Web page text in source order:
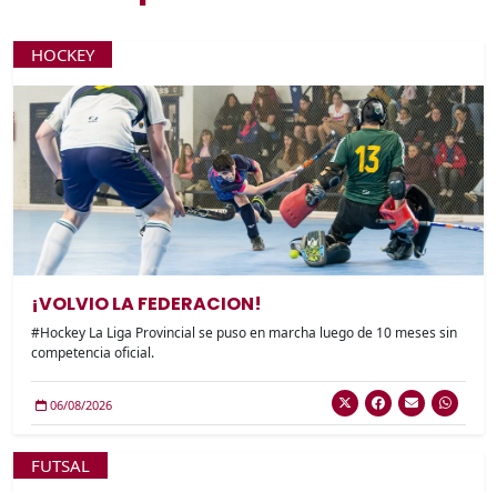
HOCKEY
¡VOLVIO LA FEDERACION!
#Hockey La Liga Provincial se puso en marcha luego de 10 meses sin
competencia oficial.
06/08/2026
FUTSAL